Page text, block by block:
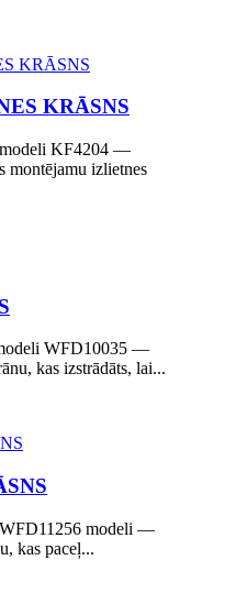
KRĀSNS
modeli KF4204 —
montējamu izlietnes
WFD10035 —
kas izstrādāts, lai...
modeli —
kas paceļ...